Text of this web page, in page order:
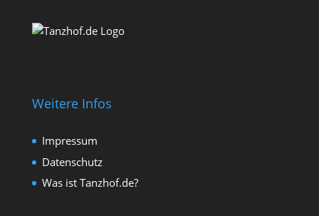
Weitere Infos
Impressum
Datenschutz
Was ist Tanzhof.de?